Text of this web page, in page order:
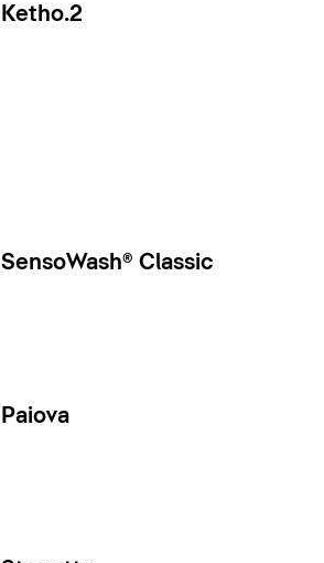
Ketho.2
SensoWash® Classic
Paiova